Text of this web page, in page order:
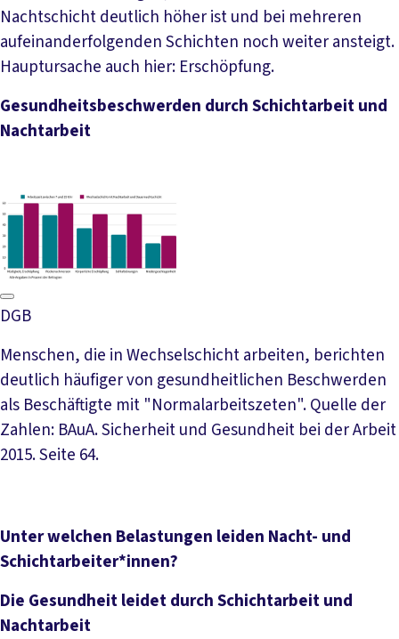
Nachtschicht deutlich höher ist und bei mehreren
aufeinanderfolgenden Schichten noch weiter ansteigt.
Hauptursache auch hier: Erschöpfung.
Gesundheitsbeschwerden durch Schichtarbeit und
Nachtarbeit
DGB
Menschen, die in Wechselschicht arbeiten, berichten
deutlich häufiger von gesundheitlichen Beschwerden
als Beschäftigte mit "Normalarbeitszeten". Quelle der
Zahlen: BAuA. Sicherheit und Gesundheit bei der Arbeit
2015. Seite 64.
Unter welchen Belastungen leiden Nacht- und
Schichtarbeiter*innen?
Die Gesundheit leidet durch Schichtarbeit und
Nachtarbeit